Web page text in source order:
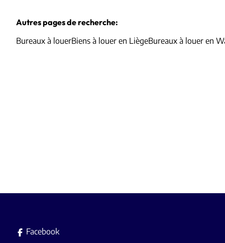
Autres pages de recherche:
Bureaux à louerBiens à louer en LiègeBureaux à louer en
Facebook